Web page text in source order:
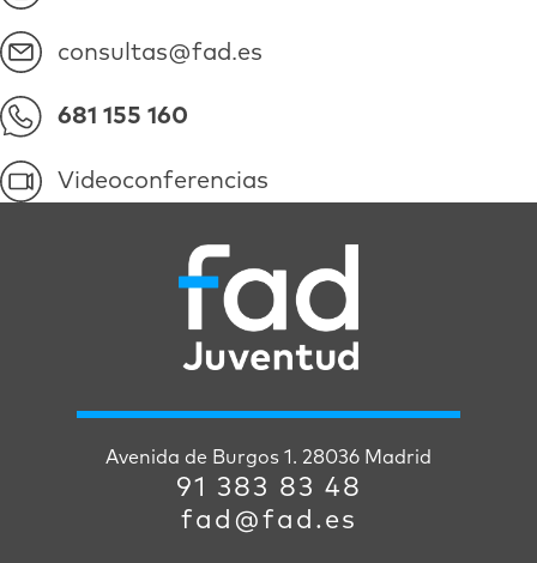
consultas@fad.es
681 155 160
Videoconferencias
Avenida de Burgos 1. 28036 Madrid
91 383 83 48
fad@fad.es